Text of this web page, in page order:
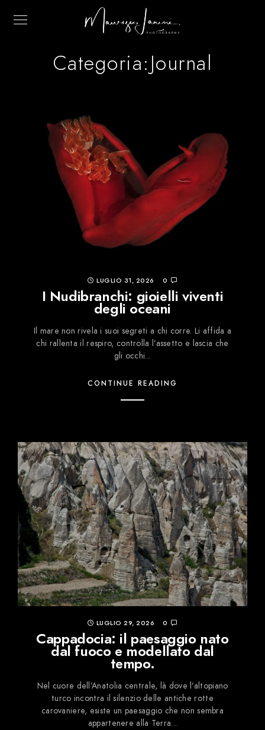
Categoria:Journal
LUGLIO 31, 2026 0
I Nudibranchi: gioielli viventi
degli oceani
Il mare non rivela i suoi segreti a chi corre. Li affida a
chi rallenta il respiro, controlla l’assetto e lascia che
gli occhi...
CONTINUE READING
LUGLIO 29, 2026 0
Cappadocia: il paesaggio nato
dal fuoco e modellato dal
tempo.
Nel cuore dell’Anatolia centrale, là dove l’altopiano
turco incontra il silenzio delle antiche rotte
carovaniere, esiste un paesaggio che non sembra
appartenere alla Terra...